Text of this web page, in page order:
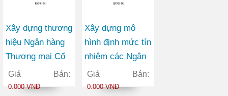
Xây dựng thương
hiệu Ngân hàng
Thương mại Cổ
phần Ngoại
thương Việt Nam
Giá Bán:
0.000 VNĐ
Xây dựng mô
hình định mức tín
nhiệm các Ngân
hàng Thương mại
Cổ phần trên thị
Giá Bán:
0.000 VNĐ